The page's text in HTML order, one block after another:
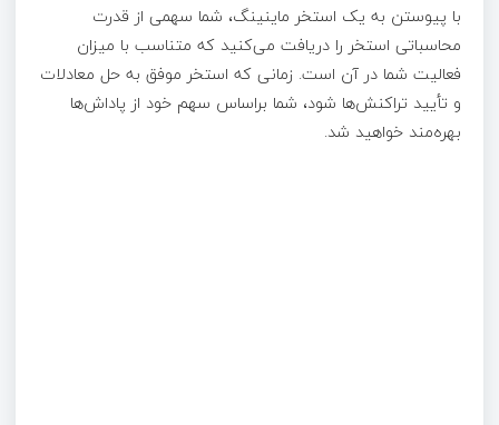
با پیوستن به یک استخر ماینینگ، شما سهمی از قدرت
محاسباتی استخر را دریافت می‌کنید که متناسب با میزان
فعالیت شما در آن است. زمانی که استخر موفق به حل معادلات
و تأیید تراکنش‌ها شود، شما براساس سهم خود از پاداش‌ها
بهره‌مند خواهید شد.